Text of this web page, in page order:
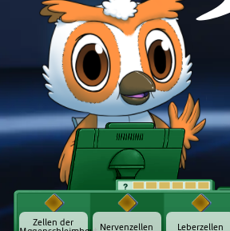
t
Zellen der
Nervenzellen Leberzellen